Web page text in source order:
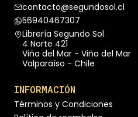
contacto@segundosol.cl
56940467307
Librería Segundo Sol
4 Norte 421
Viña del Mar - Viña del Mar
Valparaíso - Chile
INFORMACIÓN
Términos y Condiciones